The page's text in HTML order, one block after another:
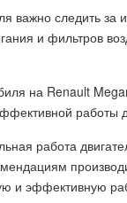
важно следить за
и фильтров
на Renault
работы
работа
и эффективную